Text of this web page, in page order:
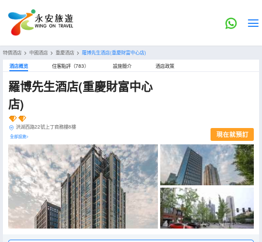
特價酒店 > 中國酒店 > 重慶酒店 > 羅博先生酒店(重慶財富中心店)
酒店概览 住客點評（783） 設施簡介 酒店政策
羅博先生酒店(重慶財富中心
店)
洪湖西路22號上丁商務樓8樓
全部設施> 現在就預訂